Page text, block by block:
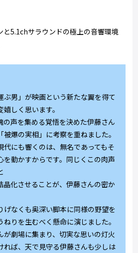
と5.1chサラウンドの極上の音響環境
ぶ男」が映画という新たな翼を得て
しく思います。
の声を集める覚悟を決めた伊藤さん
爆の実相」に考察を重ねました。
代にも響くのは、無名であってもそ
を動かすからです。同じくこの肉声
晶化させることが、伊藤さんの密か
げなくも奥深い脚本に同様の野望を
りを生むべく懸命に演じました。
が劇場に集まり、切実な思いの灯火
れば、天で見守る伊藤さんも少しは